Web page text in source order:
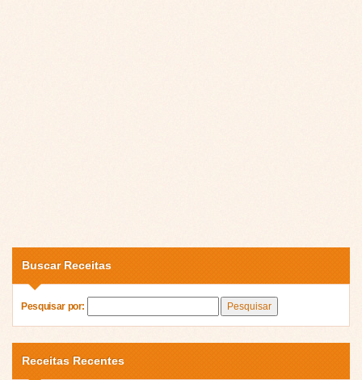
Buscar Receitas
Pesquisar por:
Receitas Recentes